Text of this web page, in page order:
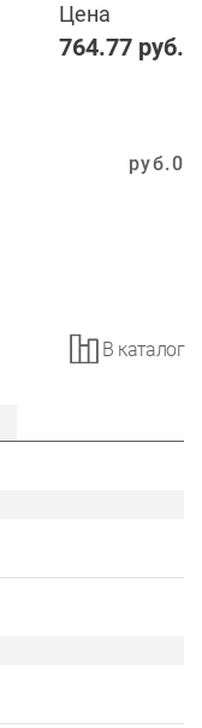
Цена
764.77 руб.
0
руб.
В каталог